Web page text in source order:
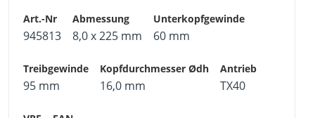
945813 8,0 x 225 mm 60 mm
95 mm 16,0 mm TX40